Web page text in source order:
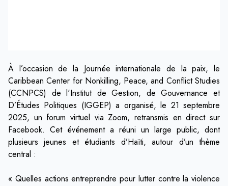
À l’occasion de la Journée internationale de la paix, le
Caribbean Center for Nonkilling, Peace, and Conflict Studies
(CCNPCS) de l'Institut de Gestion, de Gouvernance et
D’Études Politiques (IGGEP) a organisé, le 21 septembre
2025, un forum virtuel via Zoom, retransmis en direct sur
Facebook. Cet événement a réuni un large public, dont
plusieurs jeunes et étudiants d’Haïti, autour d’un thème
central :
« Quelles actions entreprendre pour lutter contre la violence